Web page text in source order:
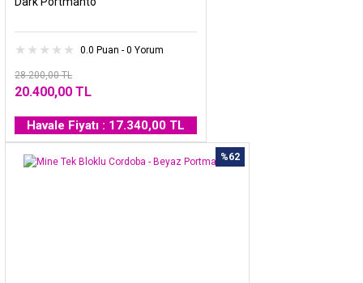
0.0 Puan - 0 Yorum
28.200,00 TL
20.400,00 TL
Havale Fiyatı : 17.340,00 TL
%62